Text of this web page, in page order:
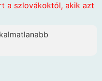
a szlovákoktól, akik azt